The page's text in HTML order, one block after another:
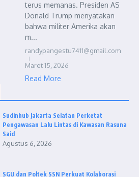
terus memanas. Presiden AS
Donald Trump menyatakan
bahwa militer Amerika akan
m...
randypangestu7411@gmail.com
Maret 15, 2026
Read More
Sudinhub Jakarta Selatan Perketat
Pengawasan Lalu Lintas di Kawasan Rasuna
Said
Agustus 6, 2026
SGU dan Poltek SSN Perkuat Kolaborasi